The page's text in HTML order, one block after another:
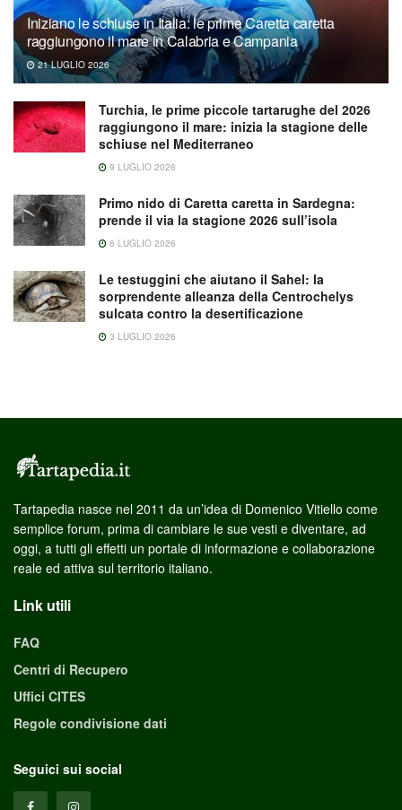
Iniziano le schiuse in Italia: le prime Caretta caretta
raggiungono il mare in Calabria e Campania
21 LUGLIO 2026
Turchia, le prime piccole tartarughe del 2026
raggiungono il mare: inizia la stagione delle
schiuse nel Mediterraneo
9 LUGLIO 2026
Primo nido di Caretta caretta in Sardegna:
prende il via la stagione 2026 sull’isola
6 LUGLIO 2026
Le testuggini che aiutano il Sahel: la
sorprendente alleanza della Centrochelys
sulcata contro la desertificazione
3 LUGLIO 2026
Tartapedia nasce nel 2011 da un’idea di Domenico Vitiello come
semplice forum, prima di cambiare le sue vesti e diventare, ad
oggi, a tutti gli effetti un portale di informazione e collaborazione
reale ed attiva sul territorio italiano.
Link utili
FAQ
Centri di Recupero
Uffici CITES
Regole condivisione dati
Seguici sui social